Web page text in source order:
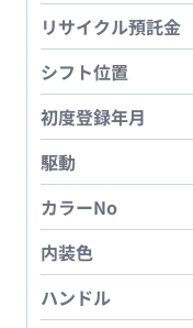
リサイクル預託金
シフト位置
初度登録年月
駆動
カラーNo
内装色
ハンドル